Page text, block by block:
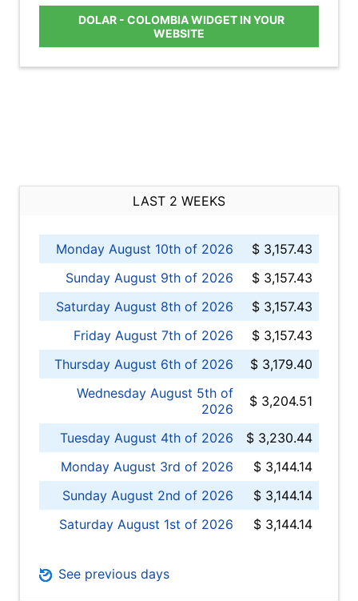
DOLAR - COLOMBIA WIDGET IN YOUR
WEBSITE
LAST 2 WEEKS
Monday August 10th of 2026
$ 3,157.43
Sunday August 9th of 2026
$ 3,157.43
Saturday August 8th of 2026
$ 3,157.43
Friday August 7th of 2026
$ 3,157.43
Thursday August 6th of 2026
$ 3,179.40
Wednesday August 5th of
2026
$ 3,204.51
Tuesday August 4th of 2026
$ 3,230.44
Monday August 3rd of 2026
$ 3,144.14
Sunday August 2nd of 2026
$ 3,144.14
Saturday August 1st of 2026
$ 3,144.14
See previous days